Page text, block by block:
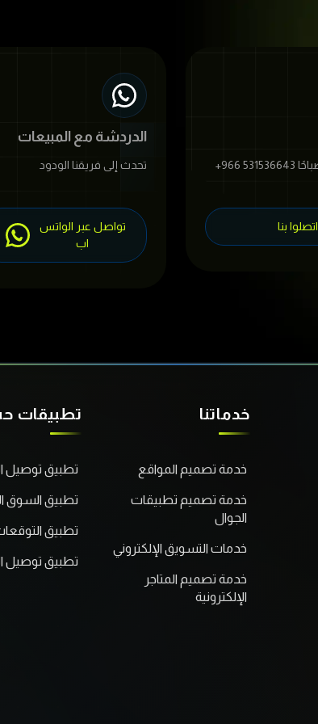
+966 531536643 متاح من 9:00 صباحًا
اتصلوا بنا
الدردشة مع المبيعات
تحدث إلى فريقنا الودود
تواصل عبر الواتس
اب
خدماتنا
خدمة تصميم المواقع
خدمة تصميم تطبيقات
الجوال
خدمات التسويق الإلكتروني
خدمة تصميم المتاجر
الإلكترونية
تطبيقات
تطبيق توصيل
تطبيق السوق
تطبيق
تطبيق توصيل